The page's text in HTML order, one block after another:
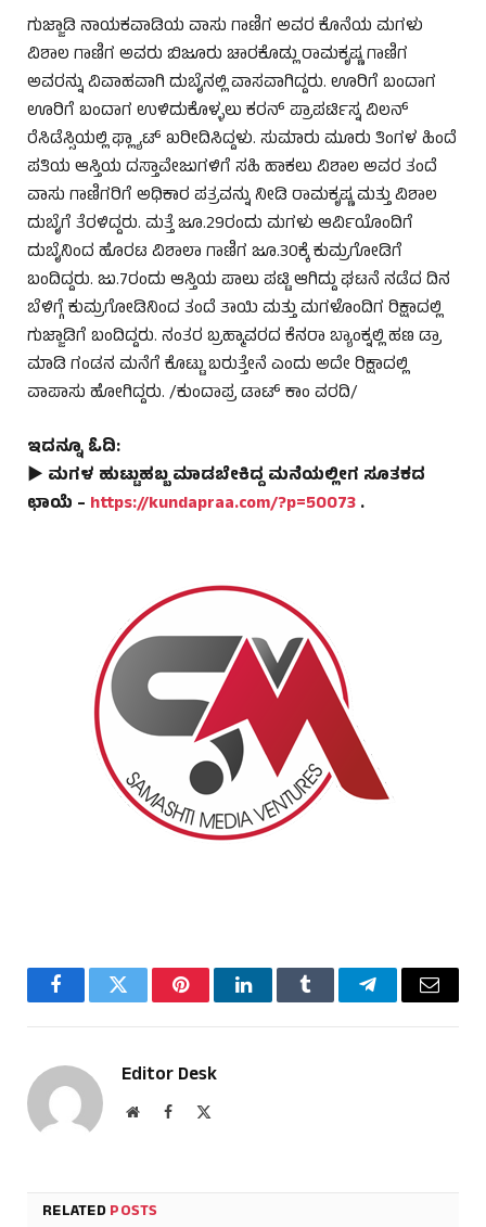
ಗುಜ್ಜಾಡಿ ನಾಯಕವಾಡಿಯ ವಾಸು ಗಾಣಿಗ ಅವರ ಕೊನೆಯ ಮಗಳು
ವಿಶಾಲ ಗಾಣಿಗ ಅವರು ಬಿಜೂರು ಚಾರಕೊಡ್ಲು ರಾಮಕೃಷ್ಣ ಗಾಣಿಗ
ಅವರನ್ನು ವಿವಾಹವಾಗಿ ದುಬೈನಲ್ಲಿ ವಾಸವಾಗಿದ್ದರು. ಊರಿಗೆ ಬಂದಾಗ
ಊರಿಗೆ ಬಂದಾಗ ಉಳಿದುಕೊಳ್ಳಲು ಕರನ್ ಪ್ರಾಪರ್ಟಿಸ್ನ ವಿಲನ್
ರೆಸಿಡೆಸ್ಸಿಯಲ್ಲಿ ಫ್ಲ್ಯಾಟ್ ಖರೀದಿಸಿದ್ದಳು. ಸುಮಾರು ಮೂರು ತಿಂಗಳ ಹಿಂದೆ
ಪತಿಯ ಆಸ್ತಿಯ ದಸ್ತಾವೇಜುಗಳಿಗೆ ಸಹಿ ಹಾಕಲು ವಿಶಾಲ ಅವರ ತಂದೆ
ವಾಸು ಗಾಣಿಗರಿಗೆ ಅಧಿಕಾರ ಪತ್ರವನ್ನು ನೀಡಿ ರಾಮಕೃಷ್ಣ ಮತ್ತು ವಿಶಾಲ
ದುಬೈಗೆ ತೆರಳಿದ್ದರು. ಮತ್ತೆ ಜೂ.29ರಂದು ಮಗಳು ಆರ್ವಿಯೊಂದಿಗೆ
ದುಬೈನಿಂದ ಹೊರಟ ವಿಶಾಲಾ ಗಾಣಿಗ ಜೂ.30ಕ್ಕೆ ಕುಮ್ರಗೋಡಿಗೆ
ಬಂದಿದ್ದರು. ಜು.7ರಂದು ಆಸ್ತಿಯ ಪಾಲು ಪಟ್ಟಿ ಆಗಿದ್ದು ಘಟನೆ ನಡೆದ ದಿನ
ಬೆಳಿಗ್ಗೆ ಕುಮ್ರಗೋಡಿನಿಂದ ತಂದೆ ತಾಯಿ ಮತ್ತು ಮಗಳೊಂದಿಗ ರಿಕ್ಷಾದಲ್ಲಿ
ಗುಜ್ಜಾಡಿಗೆ ಬಂದಿದ್ದರು. ನಂತರ ಬ್ರಹ್ಮಾವರದ ಕೆನರಾ ಬ್ಯಾಂಕ್ನಲ್ಲಿ ಹಣ ಡ್ರಾ
ಮಾಡಿ ಗಂಡನ ಮನೆಗೆ ಕೊಟ್ಟು ಬರುತ್ತೇನೆ ಎಂದು ಅದೇ ರಿಕ್ಷಾದಲ್ಲಿ
ವಾಪಾಸು ಹೋಗಿದ್ದರು. /ಕುಂದಾಪ್ರ ಡಾಟ್ ಕಾಂ ವರದಿ/
ಇದನ್ನೂ ಓದಿ:
► ಮಗಳ ಹುಟ್ಟುಹಬ್ಬ ಮಾಡಬೇಕಿದ್ದ ಮನೆಯಲ್ಲೀಗ ಸೂತಕದ
ಛಾಯೆ – https://kundapraa.com/?p=50073.
FacebookTwitter PinterestLinkedInTumblr TelegramEmail
Editor Desk
WebsiteFacebook
RELATEDPOSTS